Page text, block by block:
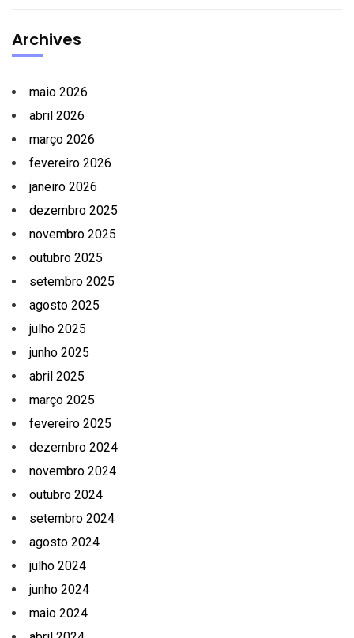
Archives
maio 2026
abril 2026
março 2026
fevereiro 2026
janeiro 2026
dezembro 2025
novembro 2025
outubro 2025
setembro 2025
agosto 2025
julho 2025
junho 2025
abril 2025
março 2025
fevereiro 2025
dezembro 2024
novembro 2024
outubro 2024
setembro 2024
agosto 2024
julho 2024
junho 2024
maio 2024